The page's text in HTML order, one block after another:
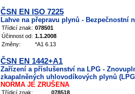
ČSN EN ISO 7225
Lahve na přepravu plynů - Bezpečnostní
Třídicí znak: 078501
Účinnost od: 1.1.2008
Změny:
*A1 6.13
ČSN EN 1442+A1
Zařízení a příslušenství na LPG -
zkapalněných uhlovodíkových plynů
NORMA JE ZRUŠENA
Třídicí znak:
078518